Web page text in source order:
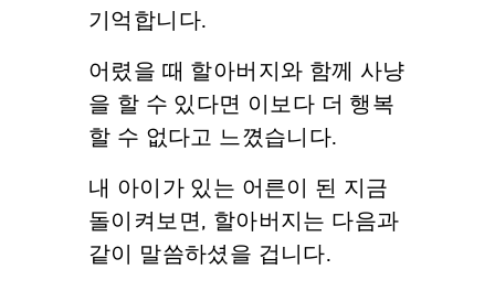
기억합니다.
어렸을 때 할아버지와 함께 사냥
을 할 수 있다면 이보다 더 행복
할 수 없다고 느꼈습니다.
내 아이가 있는 어른이 된 지금
돌이켜보면, 할아버지는 다음과
같이 말씀하셨을 겁니다.